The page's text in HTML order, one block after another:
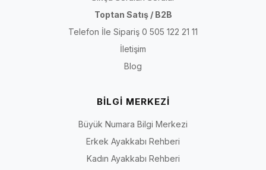
Toptan Satış / B2B
Telefon İle Sipariş 0 505 122 21 11
İletişim
Blog
BİLGİ MERKEZİ
Büyük Numara Bilgi Merkezi
Erkek Ayakkabı Rehberi
Kadın Ayakkabı Rehberi